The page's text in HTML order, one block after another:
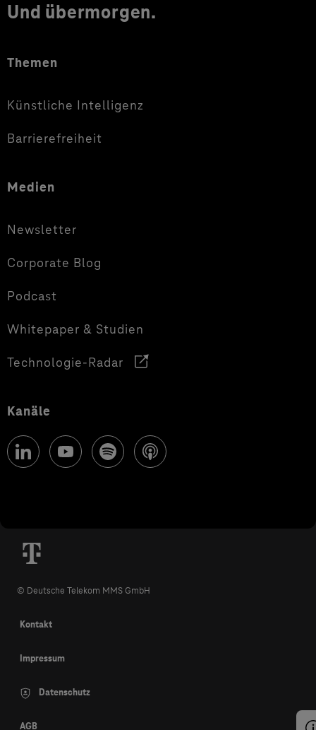
Und übermorgen.
Themen
Künstliche Intelligenz
Barrierefreiheit
Medien
Newsletter
Corporate Blog
Podcast
Whitepaper & Studien
Technologie-Radar
Kanäle
© Deutsche Telekom MMS GmbH
Kontakt
Impressum
Datenschutz
AGB